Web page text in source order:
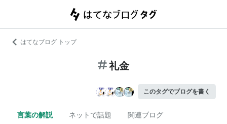
はてなブログ トップ
礼金
このタグでブログを書く
言葉の解説 ネットで話題 関連ブログ